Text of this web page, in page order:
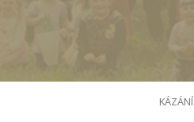
KÁZÁNÍ